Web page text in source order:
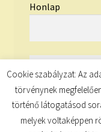
Honlap
Cookie szabályzat: Az
törvénynek
történő látogatásod
melyek voltaképpen